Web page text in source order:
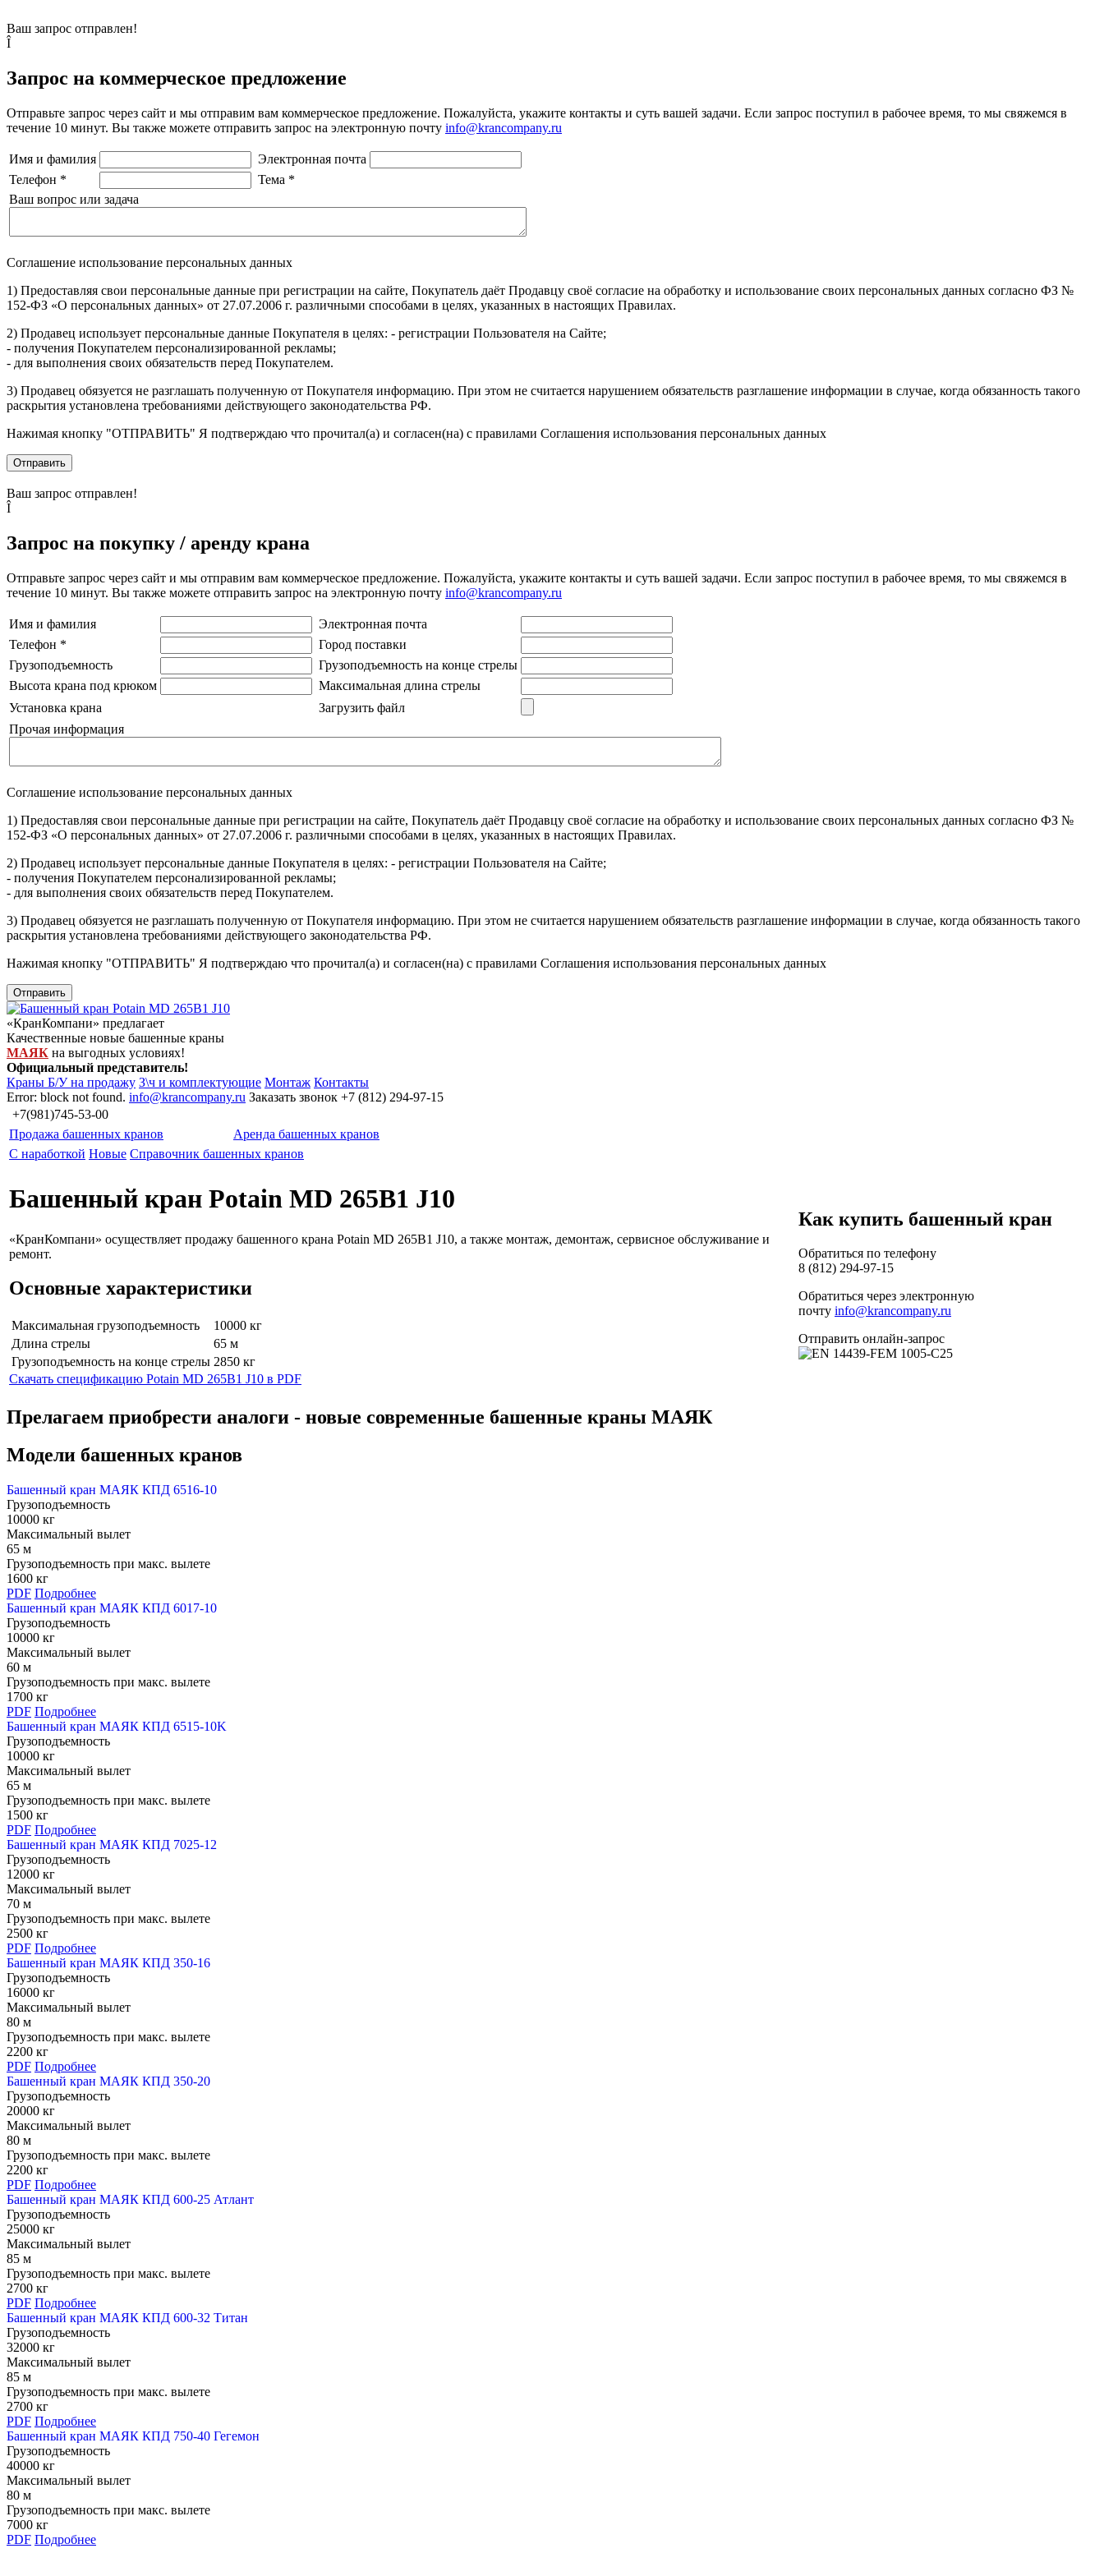
Ваш запрос отправлен!
Î
Запрос на коммерческое предложение
Отправьте запрос через сайт и мы отправим вам коммерческое предложение. Пожалуйста, укажите контакты и суть вашей задачи. Если запрос поступил в рабочее время, то мы свяжемся в
течение 10 минут. Вы также можете отправить запрос на электронную почту info@krancompany.ru
Имя и фамилия
Электронная почта
Телефон * Тема *
Ваш вопрос или задача
Соглашение использование персональных данных
1) Предоставляя свои персональные данные при регистрации на сайте, Покупатель даёт Продавцу своё согласие на обработку и использование своих персональных данных согласно ФЗ №
152-ФЗ «О персональных данных» от 27.07.2006 г. различными способами в целях, указанных в настоящих Правилах.
2) Продавец использует персональные данные Покупателя в целях: - регистрации Пользователя на Сайте;
- получения Покупателем персонализированной рекламы;
- для выполнения своих обязательств перед Покупателем.
3) Продавец обязуется не разглашать полученную от Покупателя информацию. При этом не считается нарушением обязательств разглашение информации в случае, когда обязанность такого
раскрытия установлена требованиями действующего законодательства РФ.
Нажимая кнопку "ОТПРАВИТЬ" Я подтверждаю что прочитал(а) и согласен(на) с правилами Соглашения использования персональных данных
Отправить
Ваш запрос отправлен!
Î
Запрос на покупку / аренду крана
Отправьте запрос через сайт и мы отправим вам коммерческое предложение. Пожалуйста, укажите контакты и суть вашей задачи. Если запрос поступил в рабочее время, то мы свяжемся в
течение 10 минут. Вы также можете отправить запрос на электронную почту info@krancompany.ru
Имя и фамилия
Электронная почта
Телефон *
Город поставки
Грузоподъемность
Грузоподъемность на конце стрелы
Высота крана под крюком
Максимальная длина стрелы
Установка крана
Загрузить файл
Прочая информация
Соглашение использование персональных данных
1) Предоставляя свои персональные данные при регистрации на сайте, Покупатель даёт Продавцу своё согласие на обработку и использование своих персональных данных согласно ФЗ №
152-ФЗ «О персональных данных» от 27.07.2006 г. различными способами в целях, указанных в настоящих Правилах.
2) Продавец использует персональные данные Покупателя в целях: - регистрации Пользователя на Сайте;
- получения Покупателем персонализированной рекламы;
- для выполнения своих обязательств перед Покупателем.
3) Продавец обязуется не разглашать полученную от Покупателя информацию. При этом не считается нарушением обязательств разглашение информации в случае, когда обязанность такого
раскрытия установлена требованиями действующего законодательства РФ.
Нажимая кнопку "ОТПРАВИТЬ" Я подтверждаю что прочитал(а) и согласен(на) с правилами Соглашения использования персональных данных
Отправить
«КранКомпани» предлагает
Качественные новые башенные краны
МАЯК на выгодных условиях!
Официальный представитель!
Краны Б/У на продажу З\ч и комплектующие Монтаж Контакты
Error: block not found. info@krancompany.ru Заказать звонок +7 (812) 294-97-15
+7(981)745-53-00
Продажа башенных кранов
Аренда башенных кранов
С наработкой Новые Справочник башенных кранов
Башенный кран Potain MD 265B1 J10
«КранКомпани» осуществляет продажу башенного крана Potain MD 265B1 J10, а также монтаж, демонтаж, сервисное обслуживание и
ремонт.
Основные характеристики
Максимальная грузоподъемность
10000 кг
Длина стрелы
65 м
Грузоподъемность на конце стрелы 2850 кг
Скачать спецификацию Potain MD 265B1 J10 в PDF
Как купить башенный кран
Обратиться по телефону
8 (812) 294-97-15
Обратиться через электронную
почту info@krancompany.ru
Отправить онлайн-запрос
Прелагаем приобрести аналоги - новые современные башенные краны МАЯК
Модели башенных кранов
Башенный кран МАЯК КПД 6516-10
Грузоподъемность
10000 кг
Максимальный вылет
65 м
Грузоподъемность при макс. вылете
1600 кг
PDF Подробнее
Башенный кран МАЯК КПД 6017-10
Грузоподъемность
10000 кг
Максимальный вылет
60 м
Грузоподъемность при макс. вылете
1700 кг
PDF Подробнее
Башенный кран МАЯК КПД 6515-10K
Грузоподъемность
10000 кг
Максимальный вылет
65 м
Грузоподъемность при макс. вылете
1500 кг
PDF Подробнее
Башенный кран МАЯК КПД 7025-12
Грузоподъемность
12000 кг
Максимальный вылет
70 м
Грузоподъемность при макс. вылете
2500 кг
PDF Подробнее
Башенный кран МАЯК КПД 350-16
Грузоподъемность
16000 кг
Максимальный вылет
80 м
Грузоподъемность при макс. вылете
2200 кг
PDF Подробнее
Башенный кран МАЯК КПД 350-20
Грузоподъемность
20000 кг
Максимальный вылет
80 м
Грузоподъемность при макс. вылете
2200 кг
PDF Подробнее
Башенный кран МАЯК КПД 600-25 Атлант
Грузоподъемность
25000 кг
Максимальный вылет
85 м
Грузоподъемность при макс. вылете
2700 кг
PDF Подробнее
Башенный кран МАЯК КПД 600-32 Титан
Грузоподъемность
32000 кг
Максимальный вылет
85 м
Грузоподъемность при макс. вылете
2700 кг
PDF Подробнее
Башенный кран МАЯК КПД 750-40 Гегемон
Грузоподъемность
40000 кг
Максимальный вылет
80 м
Грузоподъемность при макс. вылете
7000 кг
PDF Подробнее